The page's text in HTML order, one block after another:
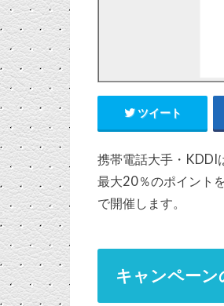
ツイート
携帯電話大手・KDDI
最大20％のポイント
で開催します。
キャンペーン